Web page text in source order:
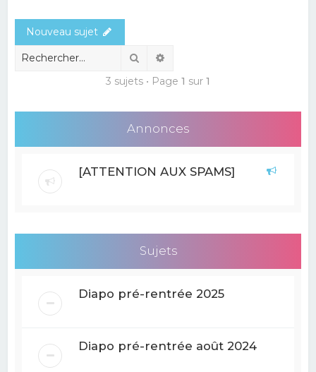
r
Nouveau sujet
Rechercher
3 sujets • Page 1 sur 1
Annonces
[ATTENTION AUX SPAMS]
Sujets
Diapo pré-rentrée 2025
Diapo pré-rentrée août 2024